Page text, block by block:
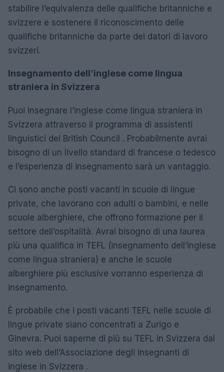
stabilire l’equivalenza delle qualifiche britanniche e
svizzere e sostenere il riconoscimento delle
qualifiche britanniche da parte dei datori di lavoro
svizzeri.
Insegnamento dell’inglese come lingua
straniera in Svizzera
Puoi insegnare l’inglese come lingua straniera in
Svizzera attraverso il programma di assistenti
linguistici del British Council . Probabilmente avrai
bisogno di un livello standard di francese o tedesco
e l’esperienza di insegnamento sarà un vantaggio.
Ci sono anche posti vacanti in scuole di lingue
private, che lavorano con adulti o bambini, e nelle
scuole alberghiere, che offrono formazione per il
settore dell’ospitalità. Avrai bisogno di una laurea
più una qualifica in TEFL (insegnamento dell’inglese
come lingua straniera) e anche le scuole
alberghiere più esclusive vorranno esperienza di
insegnamento.
È probabile che i posti vacanti TEFL nelle scuole di
lingue private siano concentrati a Zurigo e
Ginevra. Puoi saperne di più su TEFL in Svizzera dal
sito web dell’Associazione degli insegnanti di
inglese in Svizzera .